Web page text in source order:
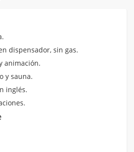
dispensador, sin gas.
animación.
y sauna.
inglés.